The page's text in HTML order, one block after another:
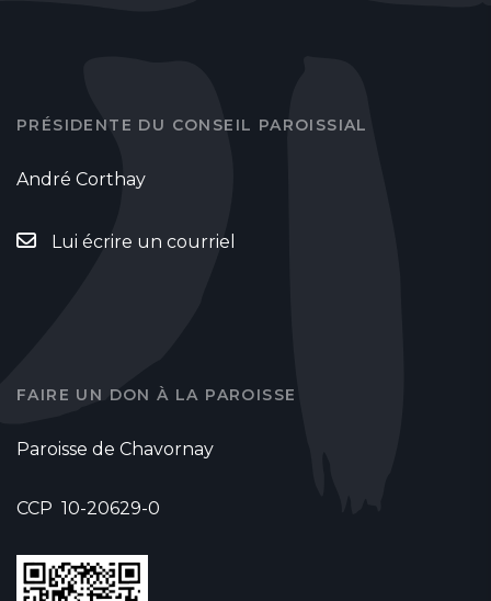
PRÉSIDENTE DU CONSEIL PAROISSIAL
André Corthay
Lui écrire un courriel
FAIRE UN DON À LA PAROISSE
Paroisse de Chavornay
CCP 10-20629-0